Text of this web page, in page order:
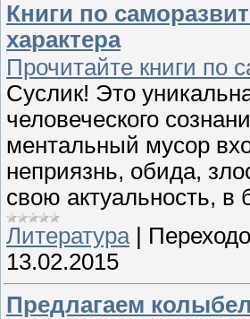
Книги по
характера
Прочитайте книги по
Суслик! Это
человеческого
ментальный мусор
неприязнь, обида,
свою актуальность,
Литература|
13.02.2015
Предлагаем